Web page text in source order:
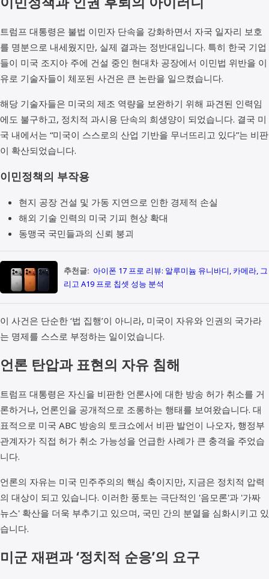
트럼프 대통령은 불법 이민자 단속을 강화하면서 자국 일자리 보호
를 명분으로 내세웠지만, 실제 결과는 정반대입니다. 특히 한국 기업
들이 미국 조지아 주에 건설 중인 현대차 공장에서 이민법 위반을 이
유로 기술자들이 체포된 사건은 큰 논란을 일으켰습니다.
해당 기술자들은 미국의 제조 역량을 보완하기 위해 파견된 인력임
에도 불구하고, 정치적 과시용 단속의 희생양이 되었습니다. 결국 미
국 내에서는 “미국이 스스로의 산업 기반을 무너뜨리고 있다”는 비판
이 확산되었습니다.
이민정책의 부작용
현지 공장 건설 및 가동 지연으로 인한 경제적 손실
해외 기술 인력의 미국 기피 현상 확대
동맹국 국민들과의 신뢰 붕괴
추천글: 아이폰 17 프로 리뷰: 알루미늄 유니바디, 카메라, 그
리고 A19 프로 칩셋 성능 분석
이 사건은 단순한 ‘법 집행’이 아니라, 미국이 자유와 인권의 국가라
는 명제를 스스로 부정하는 일이었습니다.
언론 탄압과 표현의 자유 침해
트럼프 대통령은 자신을 비판한 언론사에 대한 방송 허가 취소를 거
론하거나, 언론인을 공개적으로 조롱하는 행태를 보여왔습니다. 대
표적으로 미국 ABC 방송의 토크쇼에서 비판 발언이 나오자, 행정부
관계자가 직접 허가 취소 가능성을 언급한 사례가 큰 충격을 주었습
니다.
언론의 자유는 미국 민주주의의 핵심 축이지만, 지금은 정치적 압력
의 대상이 되고 있습니다. 이러한 풍토는 극단적인 '음모론'과 '가짜
뉴스' 확산을 더욱 부추기고 있으며, 국민 간의 분열을 심화시키고 있
습니다.
미군 재편과 ‘정치적 순응’의 요구